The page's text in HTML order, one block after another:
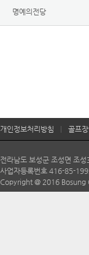
명예의전당
개인정보처리방침 골프
전라남도 보성군 조성면
사업자등록번호 416-85-
Copyright @ 2016 Bosung